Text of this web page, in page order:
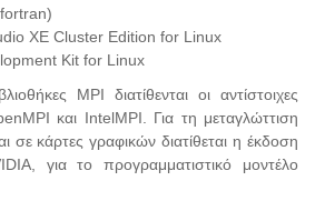
XE Cluster Edition for Linux
Kit for Linux
MPI διατίθενται οι αντίστοιχες
και IntelMPI. Για τη μεταγλώττιση
σε κάρτες γραφικών διατίθεται η έκδοση
για το προγραμματιστικό μοντέλο